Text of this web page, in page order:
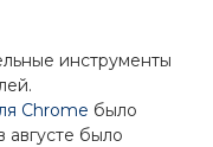
инструменты
Chrome было
августе было